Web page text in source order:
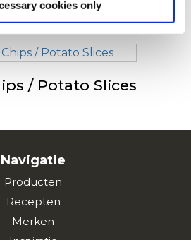
cookies only
/ Potato Slices
Navigatie
Producten
Recepten
Merken